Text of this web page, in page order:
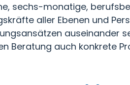
sechs-monatige,
aller Ebenen und
auseinander
Beratung auch konkrete